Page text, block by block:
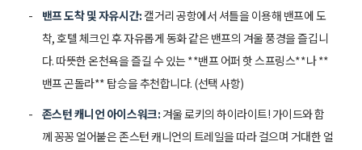
밴프 도착 및 자유시간: 캘거리 공항에서 셔틀을 이용해 밴프에 도
착, 호텔 체크인 후 자유롭게 동화 같은 밴프의 겨울 풍경을 즐깁니
다. 따뜻한 온천욕을 즐길 수 있는 **밴프 어퍼 핫 스프링스**나 **
밴프 곤돌라** 탑승을 추천합니다. (선택 사항)
존스턴 캐니언 아이스워크: 겨울 로키의 하이라이트! 가이드와 함
께 꽁꽁 얼어붙은 존스턴 캐니언의 트레일을 따라 걸으며 거대한 얼